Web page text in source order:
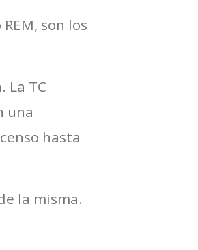
son los
La TC
una
hasta
la misma.